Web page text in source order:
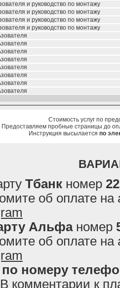
и руководство по монтажу
и руководство по монтажу
и руководство по монтажу
и руководство по монтажу
Стоимость услуг по
Предоставляем пробные страницы до
Инструкция высылается по
Тбанк номер
об оплате на
Альфаномер
об оплате на
номеру
комментарии к